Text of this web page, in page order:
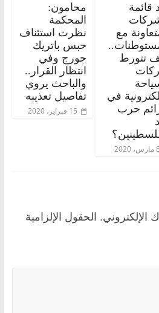
قائمة
مع
تتورط
في
حرب
2020
محامون:
المحكمة
نظرت استئناف
حبس باتريك
جورج وفي
انتظار القرار..
والباحث يروي
تفاصيل تعذيبه
15 فبراير، 2020
الإلكتروني. الحقول الإلزامية